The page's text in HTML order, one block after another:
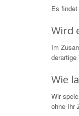
Es
Wird
Im
Wie
Wir
ohne Ihr